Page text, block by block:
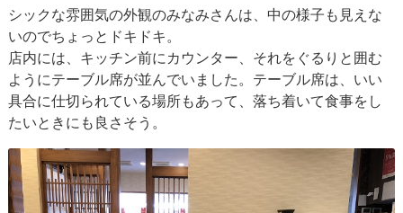
シックな雰囲気の外観のみなみさんは、中の様子も見えな
いのでちょっとドキドキ。
店内には、キッチン前にカウンター、それをぐるりと囲む
ようにテーブル席が並んでいました。テーブル席は、いい
具合に仕切られている場所もあって、落ち着いて食事をし
たいときにも良さそう。